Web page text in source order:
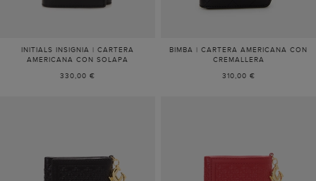
INITIALS INSIGNIA | CARTERA
AMERICANA CON SOLAPA
330,00 €
BIMBA | CARTERA AMERICANA CON
CREMALLERA
310,00 €